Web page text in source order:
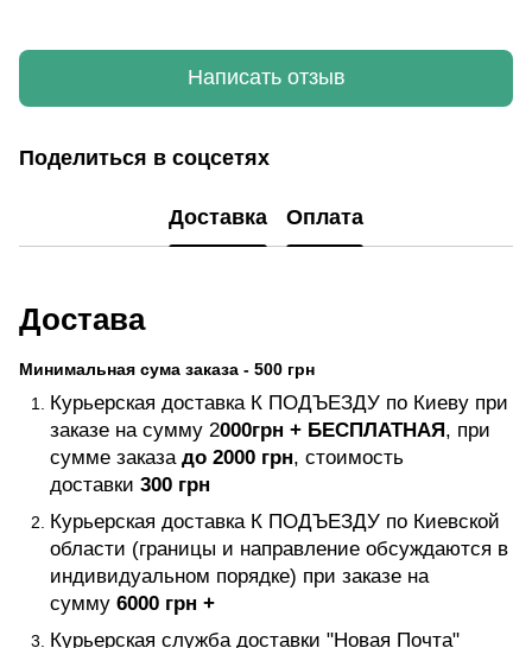
Написать отзыв
Поделиться в соцсетях
Доставка Оплата
Достава
Минимальная сума заказа - 500 грн
Курьерская доставка К ПОДЪЕЗДУ по Киеву при
заказе на сумму 2000грн + БЕСПЛАТНАЯ, при
сумме заказа до 2000 грн, стоимость
доставки 300 грн
Курьерская доставка К ПОДЪЕЗДУ по Киевской
области (границы и направление обсуждаются в
индивидуальном порядке) при заказе на
сумму 6000 грн +
Курьерская служба доставки "Новая Почта"